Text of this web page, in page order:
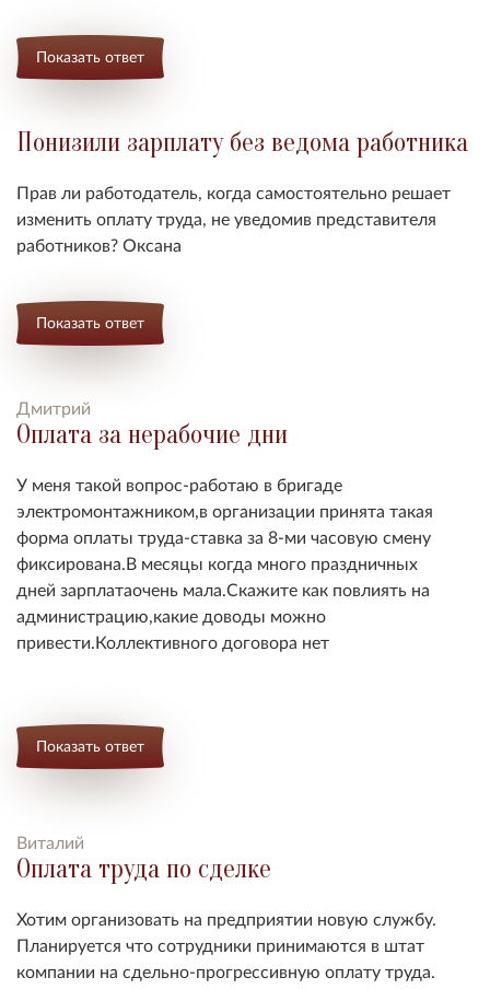
Показать ответ
Понизили зарплату без ведома работника
Прав ли работодатель, когда самостоятельно решает
изменить оплату труда, не уведомив представителя
работников? Оксана
Показать ответ
Дмитрий
Оплата за нерабочие дни
У меня такой вопрос-работаю в бригаде
электромонтажником,в организации принята такая
форма оплаты труда-ставка за 8-ми часовую смену
фиксирована.В месяцы когда много праздничных
дней зарплатаочень мала.Скажите как повлиять на
администрацию,какие доводы можно
привести.Коллективного договора нет
Показать ответ
Виталий
Оплата труда по сделке
Хотим организовать на предприятии новую службу.
Планируется что сотрудники принимаются в штат
компании на сдельно-прогрессивную оплату труда.